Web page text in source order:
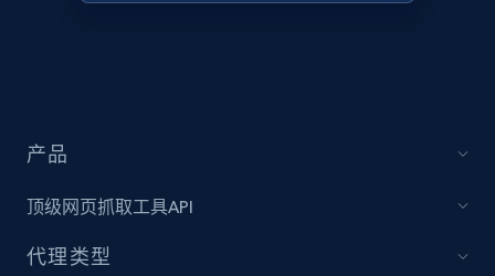
Rating, Reviews count, Initial price, Discount,
and more.
产品
顶级网页抓取工具API
代理类型